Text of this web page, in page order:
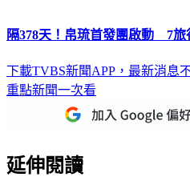
隔378天！帛琉首發團啟動 7旅
下載TVBS新聞APP，最新消息
重點新聞一次看
延伸閱讀